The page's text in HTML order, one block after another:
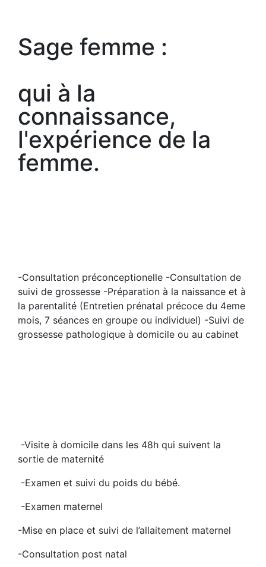
Sage femme :
qui à la
connaissance,
l'expérience de la
femme.
-Consultation préconceptionelle -Consultation de
suivi de grossesse -Préparation à la naissance et à
la parentalité (Entretien prénatal précoce du 4eme
mois, 7 séances en groupe ou individuel) -Suivi de
grossesse pathologique à domicile ou au cabinet
-Visite à domicile dans les 48h qui suivent la
sortie de maternité
-Examen et suivi du poids du bébé.
-Examen maternel
-Mise en place et suivi de l’allaitement maternel
-Consultation post natal